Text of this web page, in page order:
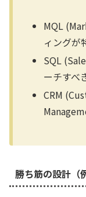
MQL
ィングが
SQL
ーチすべ
CRM
勝ち筋の設計（